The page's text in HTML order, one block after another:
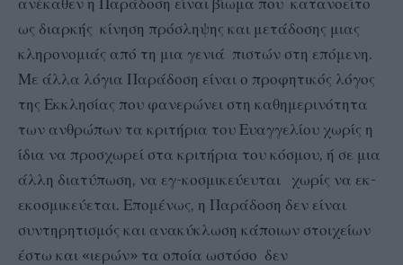
ως διαρκής κίνηση πρόσληψης και μετάδοσης μιας
κληρονομιάς από τη μια γενιά πιστών στη επόμενη.
Με άλλα λόγια Παράδοση είναι ο προφητικός λόγος
της Εκκλησίας που φανερώνει στη καθημερινότητα
των ανθρώπων τα κριτήρια του Ευαγγελίου χωρίς η
ίδια να προσχωρεί στα κριτήρια του κόσμου, ή σε μια
άλλη διατύπωση, να εγ-κοσμικεύευται χωρίς να εκ-
εκοσμικεύεται. Επομένως, η Παράδοση δεν είναι
συντηρητισμός και ανακύκλωση κάποιων στοιχείων
έστω και «ιερών» τα οποία ωστόσο δεν